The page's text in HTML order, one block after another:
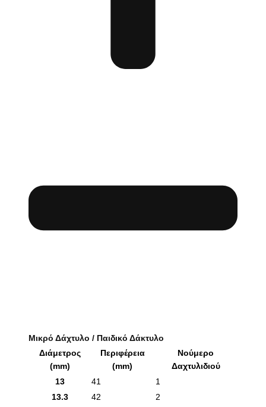
Μικρό Δάχτυλο / Παιδικό Δάκτυλο
Διάμετρος
(mm)
Περιφέρεια
(mm)
Νούμερο
Δαχτυλιδιού
13
41
1
13.3
42
2